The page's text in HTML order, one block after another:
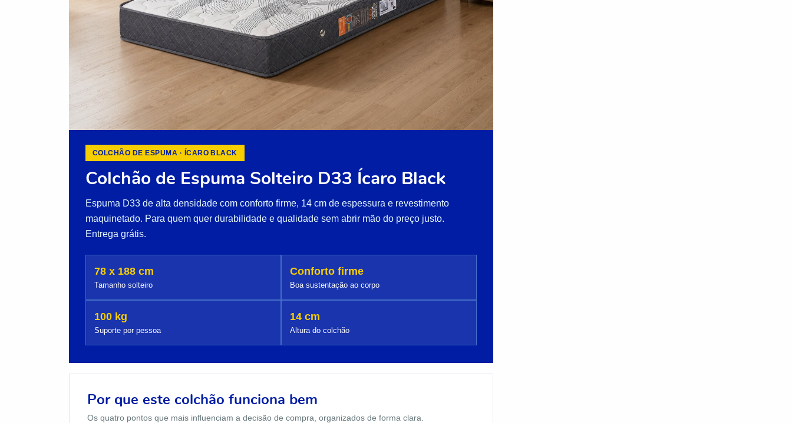
COLCHÃO DE ESPUMA · ÍCARO BLACK
Colchão de Espuma Solteiro D33 Ícaro Black
Espuma D33 de alta densidade com conforto firme, 14 cm de espessura e revestimento
maquinetado. Para quem quer durabilidade e qualidade sem abrir mão do preço justo.
Entrega grátis.
78 x 188 cm
Tamanho solteiro
Conforto firme
Boa sustentação ao corpo
100 kg
Suporte por pessoa
14 cm
Altura do colchão
Por que este colchão funciona bem
Os quatro pontos que mais influenciam a decisão de compra, organizados de forma clara.